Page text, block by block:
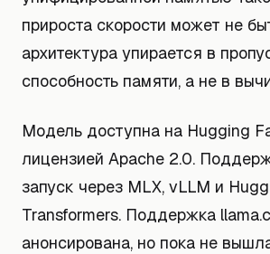
прироста скорости может не
архитектура упирается в
способность памяти, а не в
Модель доступна на Hugging
лицензией Apache 2.0.
запуск через MLX, vLLM и
Transformers. Поддержка
анонсирована, но пока не